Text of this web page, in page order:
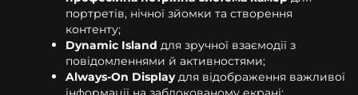
портретів, нічної зйомки та створення
контенту;
Dynamic Island для зручної взаємодії з
повідомленнями й активностями;
Always-On Displayдля відображення важливої